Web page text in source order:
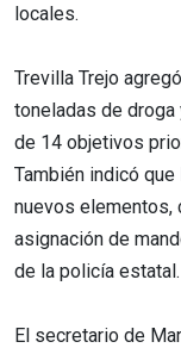
locales.
Trevilla Trejo
toneladas de
de 14 objetivos
También indicó
nuevos elementos,
asignación de
de la policía estatal.
El secretario de